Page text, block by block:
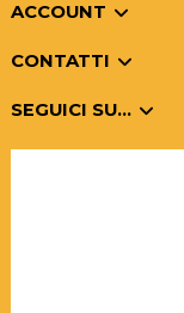
ACCOUNT
CONTATTI
SEGUICI SU...